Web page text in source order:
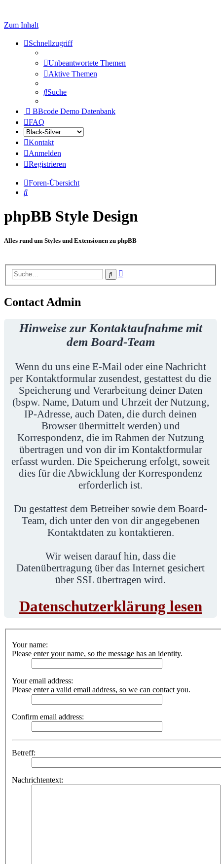
Zum Inhalt
Schnellzugriff
Unbeantwortete Themen
Aktive Themen
Suche
BBcode Demo Datenbank
FAQ
Kontakt
Anmelden
Registrieren
Foren-Übersicht
Suche
phpBB Style Design
Alles rund um Styles und Extensionen zu phpBB
Suche
Contact Admin
Hinweise zur Kontaktaufnahme mit
dem Board-Team
Wenn du uns eine E-Mail oder eine Nachricht
per Kontaktformular zusendest, gestattest du die
Speicherung und Verarbeitung deiner Daten
(bspw. Name, Datum und Uhrzeit der Nutzung,
IP-Adresse, auch Daten, die durch deinen
Browser übermittelt werden) und
Korrespondenz, die im Rahmen der Nutzung
übertragen und von dir im Kontaktformular
erfasst wurden. Die Speicherung erfolgt, soweit
dies für die Abwicklung der Korrespondenz
erforderlich ist.
Du gestattest dem Betreiber sowie dem Board-
Team, dich unter den von dir angegebenen
Kontaktdaten zu kontaktieren.
Wir weisen darauf hin, dass die
Datenübertragung über das Internet gesichert
über SSL übertragen wird.
Datenschutzerklärung lesen
Your name:
Please enter your name, so the message has an identity.
Your email address:
Please enter a valid email address, so we can contact you.
Confirm email address:
Betreff:
Nachrichtentext: